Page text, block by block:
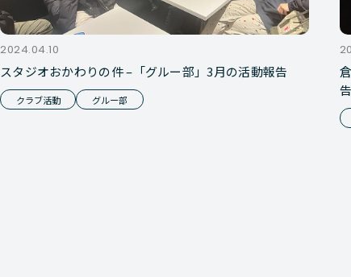
2024.04.10
スタジオおかわりの件 –「グルー部」3月の活動報告
クラブ活動 グルー部
告